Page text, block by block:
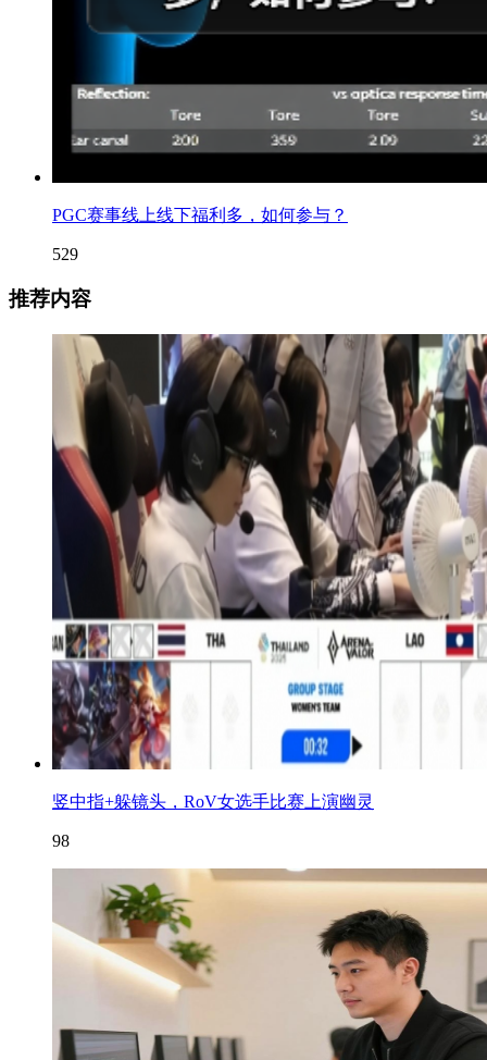
PGC赛事线上线下福利多，如何参与？
529
推荐内容
竖中指+躲镜头，RoV女选手比赛上演幽灵
98